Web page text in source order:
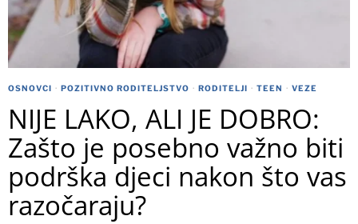
OSNOVCI · POZITIVNO RODITELJSTVO · RODITELJI · TEEN · VEZE
NIJE LAKO, ALI JE DOBRO:
Zašto je posebno važno biti
podrška djeci nakon što vas
razočaraju?